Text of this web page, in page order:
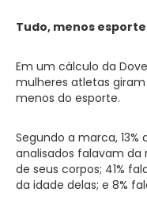
Tudo, menos esporte
Em um cálculo da
mulheres atletas
menos do esporte.
Segundo a marca,
analisados falavam da
de seus corpos; 41%
da idade delas; e 8%